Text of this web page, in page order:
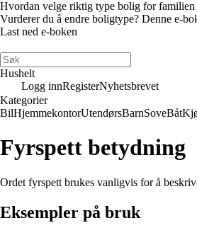
Hvordan velge riktig type bolig for familien
Vurderer du å endre boligtype? Denne e-
Last ned e-boken
Hushelt
Logg innRegisterNyhetsbrevet
Kategorier
BilHjemmekontorUtendørsBarnSoveBåt
Fyrspett betydning
Ordet fyrspett brukes vanligvis for å
Eksempler på bruk